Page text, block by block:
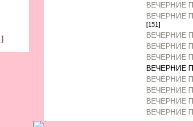
]
ВЕЧЕРНИЕ
ВЕЧЕРНИЕ
[151]
ВЕЧЕРНИЕ
ВЕЧЕРНИЕ
ВЕЧЕРНИЕ
ВЕЧЕРНИЕ
ВЕЧЕРНИЕ
ВЕЧЕРНИЕ
ВЕЧЕРНИЕ
ВЕЧЕРНИЕ